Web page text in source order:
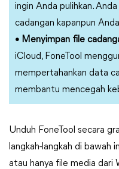
ingin Anda pulihkan.
cadangan kapanpun
• Menyimpan file
iCloud, FoneTool
mempertahankan data
membantu mencegah
Unduh FoneTool secara
langkah-langkah di bawah
atau hanya file media dari